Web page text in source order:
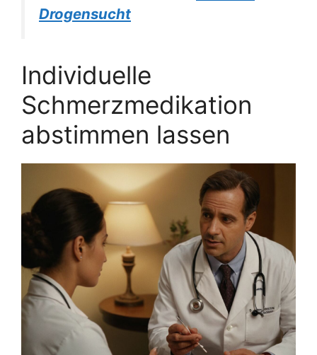
Drogensucht
Individuelle
Schmerzmedikation
abstimmen lassen